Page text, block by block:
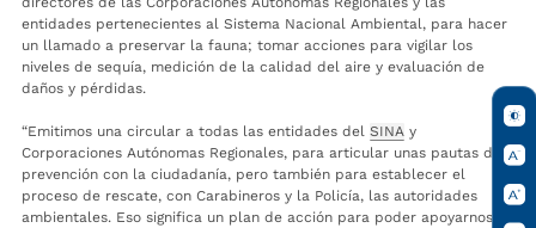
entidades pertenecientes al Sistema Nacional Ambiental, para hacer
un llamado a preservar la fauna; tomar acciones para vigilar los
niveles de sequía, medición de la calidad del aire y evaluación de
daños y pérdidas.
“Emitimos una circular a todas las entidades del SINA y
Corporaciones Autónomas Regionales, para articular unas pautas de
prevención con la ciudadanía, pero también para establecer el
proceso de rescate, con Carabineros y la Policía, las autoridades
ambientales. Eso significa un plan de acción para poder apoyarnos